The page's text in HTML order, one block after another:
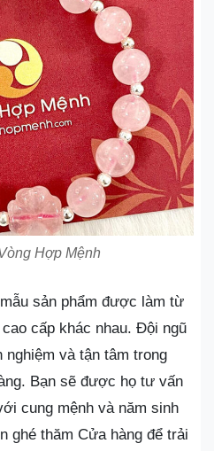
Hợp Mệnh
sản phẩm được làm từ
cấp khác nhau. Đội ngũ
nghiệm và tận tâm trong
Bạn sẽ được họ tư vấn
cung mệnh và năm sinh
ghé thăm Cửa hàng để trải